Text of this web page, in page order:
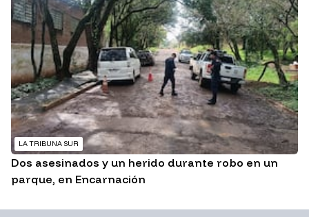
LA TRIBUNA SUR
Dos asesinados y un herido durante robo en un
parque, en Encarnación